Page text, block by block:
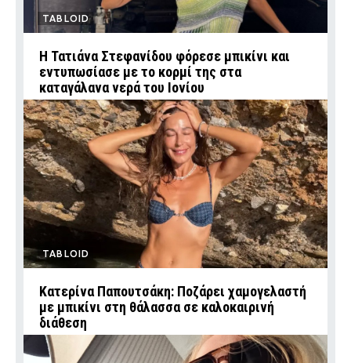
TABLOID
Η Τατιάνα Στεφανίδου φόρεσε μπικίνι και
εντυπωσίασε με το κορμί της στα
καταγάλανα νερά του Ιονίου
TABLOID
Κατερίνα Παπουτσάκη: Ποζάρει χαμογελαστή
με μπικίνι στη θάλασσα σε καλοκαιρινή
διάθεση